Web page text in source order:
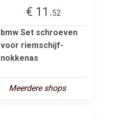
€ 11.52
bmw Set schroeven
voor riemschijf-
nokkenas
Meerdere shops